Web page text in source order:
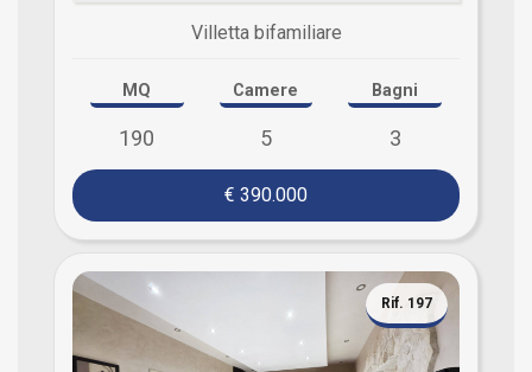
Villetta bifamiliare
MQ
190
Camere
5
Bagni
3
€ 390.000
Rif. 197